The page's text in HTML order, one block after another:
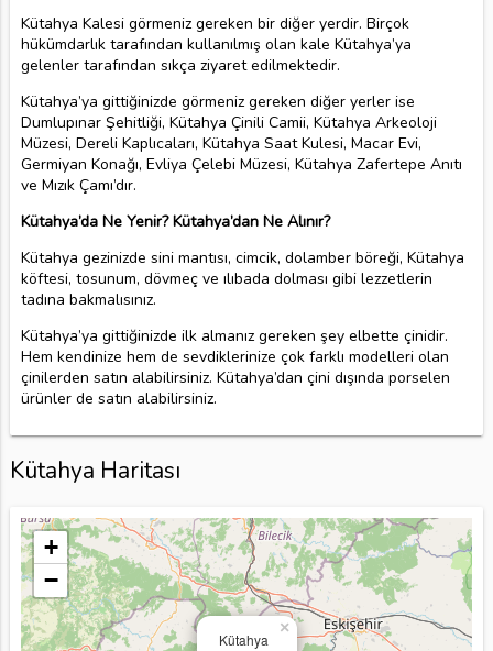
Kütahya Kalesi görmeniz gereken bir diğer yerdir. Birçok
hükümdarlık tarafından kullanılmış olan kale Kütahya’ya
gelenler tarafından sıkça ziyaret edilmektedir.
Kütahya’ya gittiğinizde görmeniz gereken diğer yerler ise
Dumlupınar Şehitliği, Kütahya Çinili Camii, Kütahya Arkeoloji
Müzesi, Dereli Kaplıcaları, Kütahya Saat Kulesi, Macar Evi,
Germiyan Konağı, Evliya Çelebi Müzesi, Kütahya Zafertepe Anıtı
ve Mızık Çamı’dır.
Kütahya’da Ne Yenir? Kütahya’dan Ne Alınır?
Kütahya gezinizde sini mantısı, cimcik, dolamber böreği, Kütahya
köftesi, tosunum, dövmeç ve ılıbada dolması gibi lezzetlerin
tadına bakmalısınız.
Kütahya’ya gittiğinizde ilk almanız gereken şey elbette çinidir.
Hem kendinize hem de sevdiklerinize çok farklı modelleri olan
çinilerden satın alabilirsiniz. Kütahya’dan çini dışında porselen
ürünler de satın alabilirsiniz.
Kütahya Haritası
Kütahya
×
+
−